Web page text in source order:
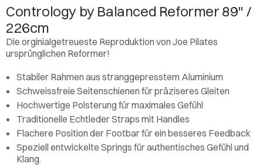
Contrology by Balanced Reformer 89" /
226cm
Die orginialgetreueste Reproduktion von Joe Pilates
ursprünglichen Reformer!
Stabiler Rahmen aus stranggepresstem Aluminium
Schweissfreie Seitenschienen für präziseres Gleiten
Hochwertige Polsterung für maximales Gefühl
Traditionelle Echtleder Straps mit Handles
Flachere Position der Footbar für ein besseres Feedback
Speziell entwickelte Springs für authentisches Gefühl und
Klang.